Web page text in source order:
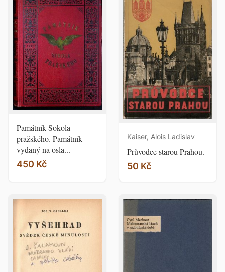
Památník Sokola
pražského. Památník
vydaný na osla...
450 Kč
Kaiser, Alois Ladislav
Průvodce starou Prahou.
50 Kč